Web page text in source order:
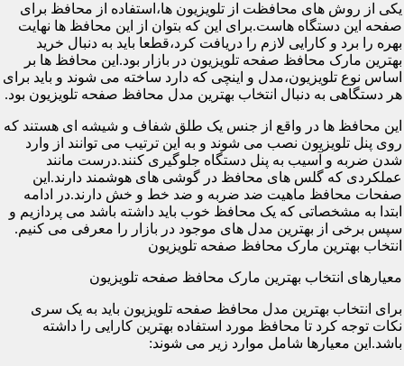
یکی از روش های محافظت از تلویزیون ها،استفاده از محافظ برای
صفحه این دستگاه هاست.برای این که بتوان از این محافظ ها نهایت
بهره را برد و کارایی لازم را دریافت کرد،قطعا باید به دنبال خرید
بهترین مارک محافظ صفحه تلویزیون در بازار بود.این محافظ ها بر
اساس نوع تلویزیون،مدل و اینچی که دارد ساخته می شوند و باید برای
هر دستگاهی به دنبال انتخاب بهترین مدل محافظ صفحه تلویزیون بود.
این محافظ ها در واقع از جنس یک طلق شفاف و شیشه ای هستند که
روی پنل تلویزیون نصب می شوند و به این ترتیب می توانند از وارد
شدن ضربه و آسیب به پنل دستگاه جلوگیری کنند.درست مانند
عملکردی که گلس های محافظ در گوشی های هوشمند دارند.این
صفحات محافظ ماهیت ضد ضربه و ضد خط و خش دارند.در ادامه
ابتدا به مشخصاتی که یک محافظ خوب باید داشته باشد می پردازیم و
سپس برخی از بهترین مدل های موجود در بازار را معرفی می کنیم.
انتخاب بهترین مارک محافظ صفحه تلویزیون
معیارهای انتخاب بهترین مارک محافظ صفحه تلویزیون
برای انتخاب بهترین مدل محافظ صفحه تلویزیون باید به یک سری
نکات توجه کرد تا محافظ مورد استفاده بهترین کارایی را داشته
باشد.این معیارها شامل موارد زیر می شوند: